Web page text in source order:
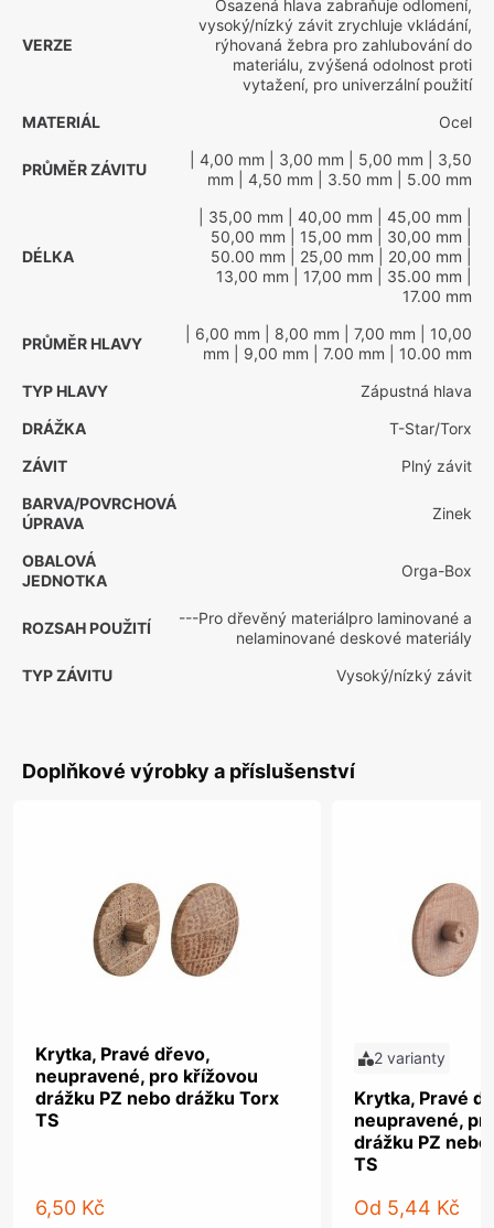
VERZE
Osazená hlava zabraňuje odlomení,
vysoký/nízký závit zrychluje vkládání,
rýhovaná žebra pro zahlubování do
materiálu, zvýšená odolnost proti
vytažení, pro univerzální použití
MATERIÁL
Ocel
PRŮMĚR ZÁVITU
| 4,00 mm | 3,00 mm | 5,00 mm | 3,50
mm | 4,50 mm | 3.50 mm | 5.00 mm
DÉLKA
| 35,00 mm | 40,00 mm | 45,00 mm
50,00 mm | 15,00 mm | 30,00 mm
50.00 mm | 25,00 mm | 20,00 mm
13,00 mm | 17,00 mm | 35.00 mm
17.00 mm
PRŮMĚR HLAVY
| 6,00 mm | 8,00 mm | 7,00 mm | 10,00
mm | 9,00 mm | 7.00 mm | 10.00 mm
TYP HLAVY
Zápustná hlava
DRÁŽKA
T-Star/Torx
ZÁVIT
Plný závit
BARVA/POVRCHOVÁ
ÚPRAVA
Zinek
OBALOVÁ
JEDNOTKA
Orga-Box
ROZSAH POUŽITÍ
---Pro dřevěný materiálpro laminované a
nelaminované deskové materiály
TYP ZÁVITU
Vysoký/nízký závit
Doplňkové výrobky a příslušenství
Krytka, Pravé dřevo,
neupravené, pro křížovou
drážku PZ nebo drážku Torx
TS
6,50 Kč
2 varianty
Krytka, Pravé
neupravené,
drážku PZ
TS
Od 5,44 Kč